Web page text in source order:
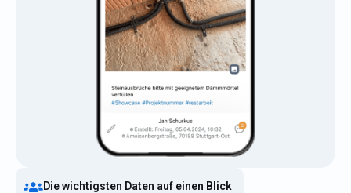
Die wichtigsten Daten auf einen Blick